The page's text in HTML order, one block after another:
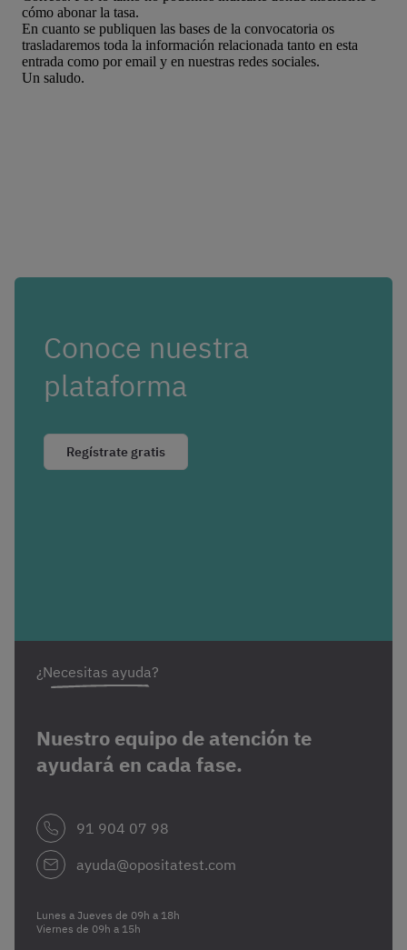
Conoce nuestra
plataforma
Regístrate gratis
¿Necesitas ayuda?
Nuestro equipo de atención te
ayudará en cada fase.
91 904 07 98
ayuda@opositatest.com
Lunes a Jueves de 09h a 18h
Viernes de 09h a 15h